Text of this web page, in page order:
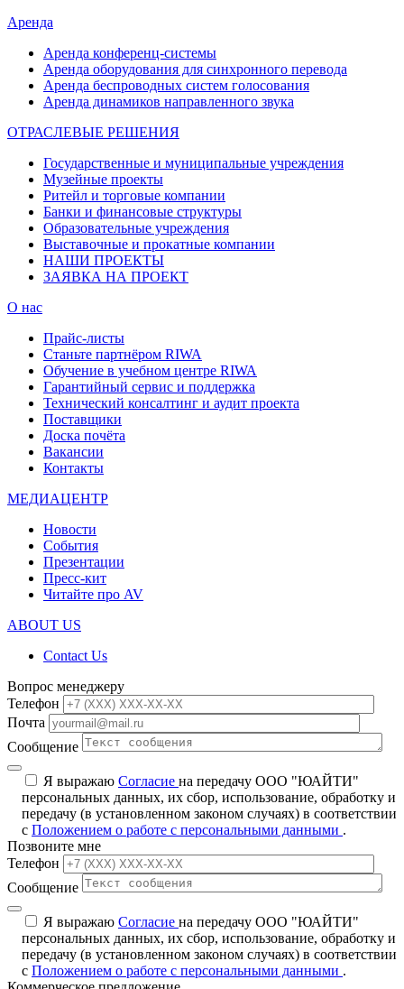
Аренда
Аренда конференц-системы
Аренда оборудования для синхронного перевода
Аренда беспроводных систем голосования
Аренда динамиков направленного звука
ОТРАСЛЕВЫЕ РЕШЕНИЯ
Государственные и муниципальные учреждения
Музейные проекты
Ритейл и торговые компании
Банки и финансовые структуры
Образовательные учреждения
Выставочные и прокатные компании
НАШИ ПРОЕКТЫ
ЗАЯВКА НА ПРОЕКТ
О нас
Прайс-листы
Станьте партнёром RIWA
Обучение в учебном центре RIWA
Гарантийный сервис и поддержка
Технический консалтинг и аудит проекта
Поставщики
Доска почёта
Вакансии
Контакты
МЕДИАЦЕНТР
Новости
События
Презентации
Пресс-кит
Читайте про AV
ABOUT US
Contact Us
Вопрос менеджеру
Телефон
Почта
Сообщение
Я выражаю Согласие на передачу ООО "ЮАЙТИ"
персональных данных, их сбор, использование, обработку и
передачу (в установленном законом случаях) в соответствии
с Положением о работе с персональными данными .
Позвоните мне
Телефон
Сообщение
Я выражаю Согласие на передачу ООО "ЮАЙТИ"
персональных данных, их сбор, использование, обработку и
передачу (в установленном законом случаях) в соответствии
с Положением о работе с персональными данными .